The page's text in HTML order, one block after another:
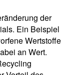
der
Ein Beispiel
Wertstoffe
an Wert.